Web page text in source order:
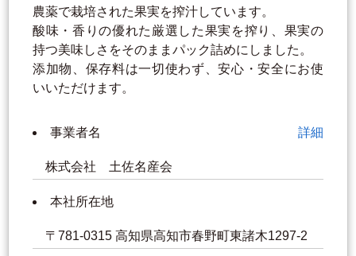
農薬で栽培された果実を搾汁しています。
酸味・香りの優れた厳選した果実を搾り、果実の
持つ美味しさをそのままパック詰めにしました。
添加物、保存料は一切使わず、安心・安全にお使
いいただけます。
事業者名 詳細
株式会社 土佐名産会
本社所在地
〒781-0315 高知県高知市春野町東諸木1297-2